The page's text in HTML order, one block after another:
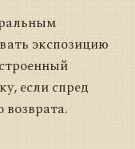
экспозицию
если спред